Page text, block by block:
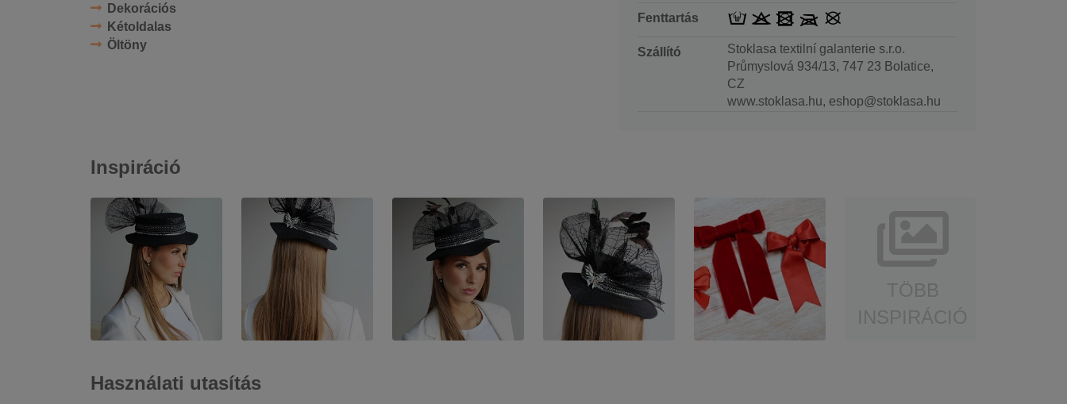
Dekorációs
Kétoldalas
Öltöny
Fenttartás
Szállító
Stoklasa textilní galanterie s.r.o.
Průmyslová 934/13, 747 23 Bolatice,
CZ
www.stoklasa.hu, eshop@stoklasa.hu
Inspiráció
Használati utasítás